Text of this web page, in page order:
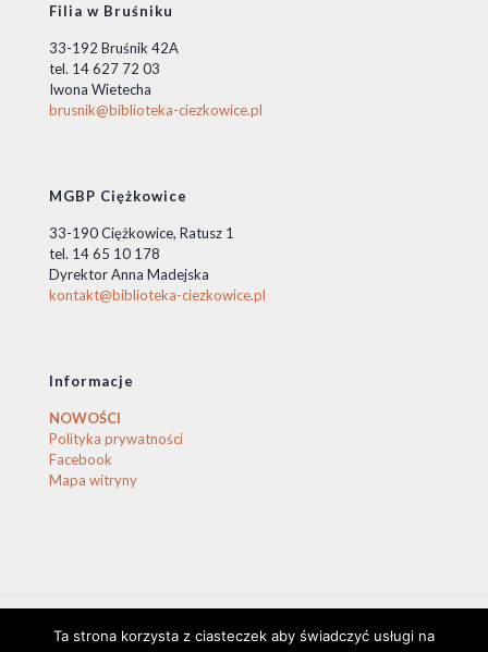
Filia w Bruśniku
33-192 Bruśnik 42A
tel. 14 627 72 03
Iwona Wietecha
brusnik@biblioteka-ciezkowice.pl
MGBP Ciężkowice
33-190 Ciężkowice, Ratusz 1
tel. 14 65 10 178
Dyrektor Anna Madejska
kontakt@biblioteka-ciezkowice.pl
Informacje
NOWOŚCI
Polityka prywatności
Facebook
Mapa witryny
© 2020 Biblioteka Ciężkowice. © by stasio
Ta strona korzysta z ciasteczek aby świadczyć usługi na